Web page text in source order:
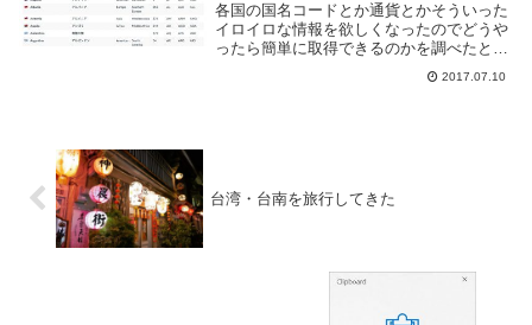
各国の国名コードとか通貨とかそういった
イロイロな情報を欲しくなったのでどうや
ったら簡単に取得できるのかを調べたとこ
ろ、countries という gem を使うと良さそ
うであったので試してみた。Gemfile に
2017.07.10
台湾・台南を旅行してきた